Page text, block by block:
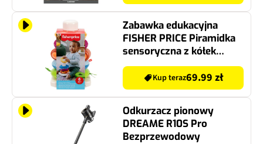
Zabawka edukacyjna
FISHER PRICE Piramidka
sensoryczna z kółek
HXK47
Kup teraz69.99 zł
Odkurzacz pionowy
DREAME R10S Pro
Bezprzewodowy